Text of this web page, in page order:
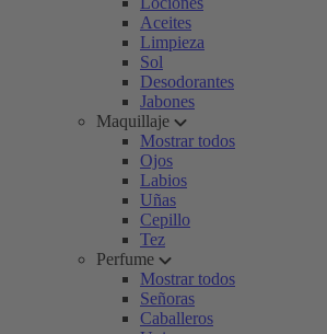
Aceites
Limpieza
Sol
Desodorantes
Jabones
Maquillaje
Mostrar todos
Ojos
Labios
Uñas
Cepillo
Tez
Perfume
Mostrar todos
Señoras
Caballeros